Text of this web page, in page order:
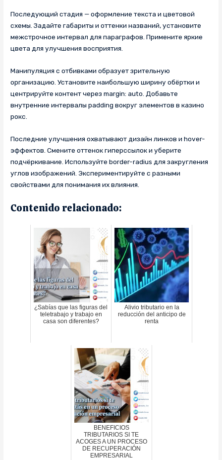
Последующий стадия — оформление текста и цветовой
схемы. Задайте габариты и оттенки названий, установите
межстрочное интервал для параграфов. Примените яркие
цвета для улучшения восприятия.
Манипуляция с отбивками образует зрительную
организацию. Установите наибольшую ширину обёртки и
центрируйте контент через margin: auto. Добавьте
внутренние интервалы padding вокруг элементов в казино
рокс.
Последние улучшения охватывают дизайн линков и hover-
эффектов. Смените оттенок гиперссылок и уберите
подчёркивание. Используйте border-radius для закругления
углов изображений. Экспериментируйте с разными
свойствами для понимания их влияния.
Contenido relacionado:
¿Sabías que las figuras del
teletrabajo y trabajo en
casa son diferentes?
Alivio tributario en la
reducción del anticipo de
renta
BENEFICIOS
TRIBUTARIOS SI TE
ACOGES A UN PROCESO
DE RECUPERACIÓN
EMPRESARIAL